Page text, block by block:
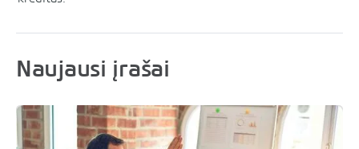
Naujausi įrašai